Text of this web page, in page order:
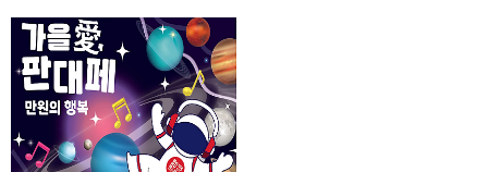
회:REFORMATION> 공연 관람 & 대구미술관
관람